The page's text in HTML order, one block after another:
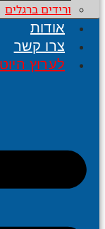
ורידים ברגלים
אודות
צרו קשר
לערוץ היוטיוב DR-FOOT